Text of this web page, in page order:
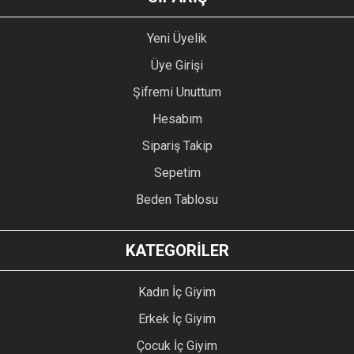
Yeni Üyelik
Üye Girişi
Şifremi Unuttum
Hesabım
Sipariş Takip
Sepetim
Beden Tablosu
KATEGORİLER
Kadın İç Giyim
Erkek İç Giyim
Çocuk İç Giyim